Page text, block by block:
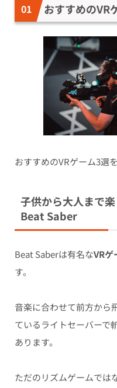
おすすめのVR
おすすめのVRゲーム3選
子供から大人まで
Beat Saber
Beat Saberは有名なVRゲ
す。
音楽に合わせて前方から
ているライトセーバーで
あります。
ただのリズムゲームでは